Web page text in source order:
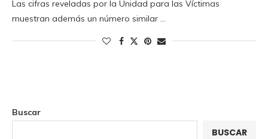
Las cifras reveladas por la Unidad para las Víctimas
muestran además un número similar …
Buscar
BUSCAR